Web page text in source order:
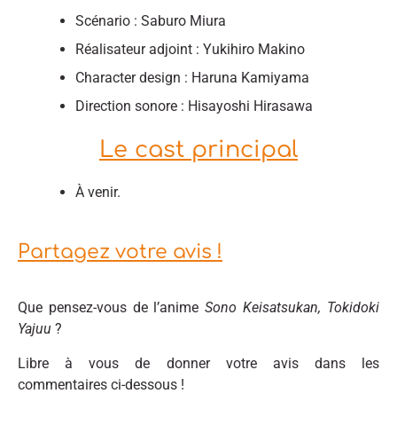
Scénario : Saburo Miura
Réalisateur adjoint : Yukihiro Makino
Character design : Haruna Kamiyama
Direction sonore : Hisayoshi Hirasawa
Le cast principal
À venir.
Partagez votre avis !
Que pensez-vous de l’animeSono Keisatsukan, Tokidoki
Yajuu ?
Libre à vous de donner votre avis dans les
commentaires ci-dessous !